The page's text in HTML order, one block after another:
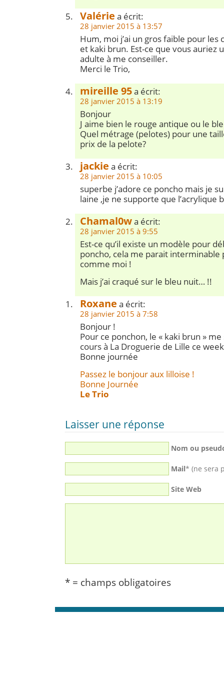
Valérie a écrit:
28 janvier 2015 à 13:57
Hum, moi j’ai un gros faible pour
et kaki brun. Est-ce que vous auriez
adulte à me conseiller.
Merci le Trio,
mireille 95a écrit:
28 janvier 2015 à 13:19
Bonjour
J aime bien le rouge antique ou le
Quel métrage (pelotes) pour une
prix de la pelote?
jackie a écrit:
28 janvier 2015 à 10:05
superbe j’adore ce poncho mais je
laine ,je ne supporte que l’acrylique
Chamal0wa écrit:
28 janvier 2015 à 9:55
Est-ce qu’il existe un modèle pour
poncho, cela me parait interminable
comme moi !
Mais j’ai craqué sur le bleu nuit… !!
Roxane a écrit:
28 janvier 2015 à 7:58
Bonjour !
Pour ce ponchon, le « kaki brun »
cours à La Droguerie de Lille ce
Bonne journée
Passez le bonjour aux lilloise !
Bonne Journée
Le Trio
Laisser une réponse
Nom ou
Mail* (ne sera
Site Web
* = champs obligatoires